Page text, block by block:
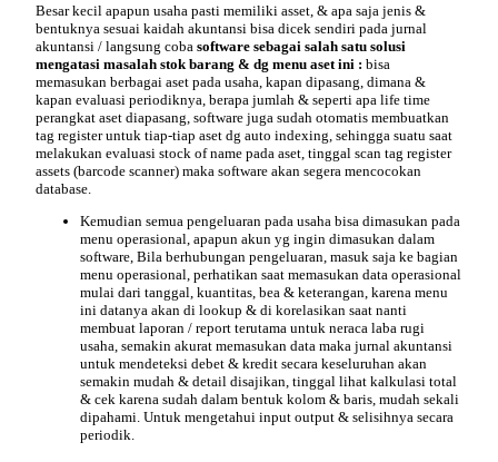
Besar kecil apapun usaha pasti memiliki asset, & apa saja jenis &
bentuknya sesuai kaidah akuntansi bisa dicek sendiri pada jurnal
akuntansi / langsung coba software sebagai salah satu solusi
mengatasi masalah stok barang & dg menu aset ini : bisa
memasukan berbagai aset pada usaha, kapan dipasang, dimana &
kapan evaluasi periodiknya, berapa jumlah & seperti apa life time
perangkat aset diapasang, software juga sudah otomatis membuatkan
tag register untuk tiap-tiap aset dg auto indexing, sehingga suatu saat
melakukan evaluasi stock of name pada aset, tinggal scan tag register
assets (barcode scanner) maka software akan segera mencocokan
database.
Kemudian semua pengeluaran pada usaha bisa dimasukan pada
menu operasional, apapun akun yg ingin dimasukan dalam
software, Bila berhubungan pengeluaran, masuk saja ke bagian
menu operasional, perhatikan saat memasukan data operasional
mulai dari tanggal, kuantitas, bea & keterangan, karena menu
ini datanya akan di lookup & di korelasikan saat nanti
membuat laporan / report terutama untuk neraca laba rugi
usaha, semakin akurat memasukan data maka jurnal akuntansi
untuk mendeteksi debet & kredit secara keseluruhan akan
semakin mudah & detail disajikan, tinggal lihat kalkulasi total
& cek karena sudah dalam bentuk kolom & baris, mudah sekali
dipahami. Untuk mengetahui input output & selisihnya secara
periodik.